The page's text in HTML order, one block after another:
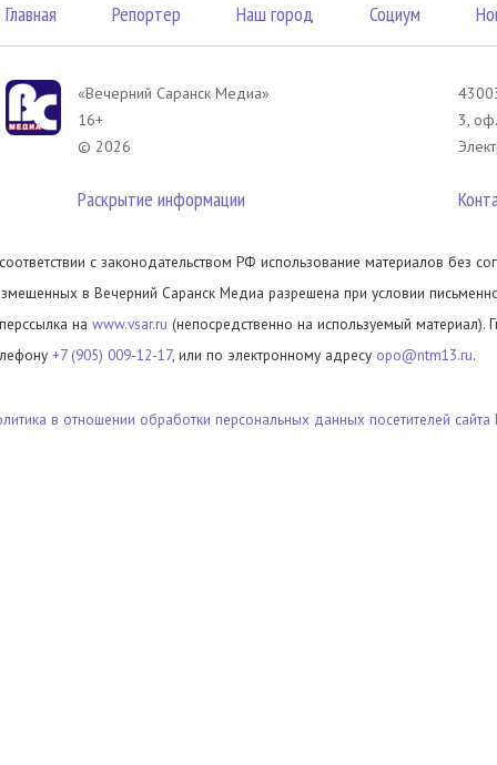
Главная Репортер Наш город Социум
«Вечерний Саранск Mедиа»
16+
© 2026
Раскрытие информации
3,
с законодательством РФ использование материалов без
в Вечерний Саранск Медиа разрешена при условии
на www.vsar.ru (непосредственно на используемый материал).
+7 (905) 009-12-17, или по электронному адресу opo@ntm13.ru.
в отношении обработки персональных данных посетителей